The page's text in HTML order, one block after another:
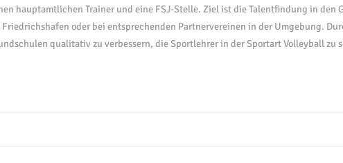
hauptamtlichen Trainer und eine FSJ-Stelle. Ziel ist die Talentfindung in den
oder bei entsprechenden Partnervereinen in der Umgebung.
qualitativ zu verbessern, die Sportlehrer in der Sportart Volleyball zu